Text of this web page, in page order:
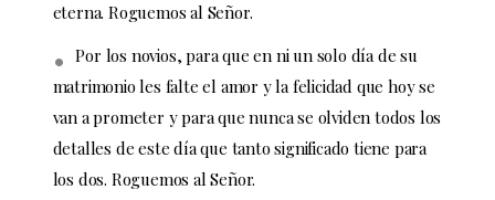
eterna. Roguemos al Señor.
Por los novios, para que en ni un solo día de su
matrimonio les falte el amor y la felicidad que hoy se
van a prometer y para que nunca se olviden todos los
detalles de este día que tanto significado tiene para
los dos. Roguemos al Señor.